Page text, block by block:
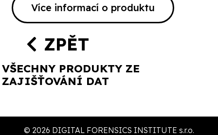
Více informací o produktu
ZPĚT
VŠECHNY PRODUKTY ZE
ZAJIŠŤOVÁNÍ DAT
© 2026 DIGITAL FORENSICS INSTITUTE s.r.o.